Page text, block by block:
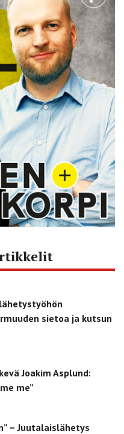
sietoa ja kutsun
Joakim Asplund:
me”
– Juutalaislähetys